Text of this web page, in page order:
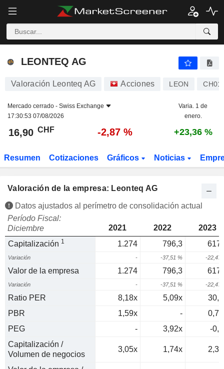
LEONTEQ AG
LEONTEQ AG
Valoración Leonteq AG Acciones LEON
Mercado cerrado - Swiss Exchange
17:30:53 07/08/2026
Varia. 1 de
enero.
16,90 CHF -2,87 % +23,36 %
Resumen Cotizaciones Gráficos Noticias
Valoración de la empresa: Leonteq AG
Datos ajustados al perímetro de consolidación actual
Período Fiscal:
Diciembre
2021 2022
2023
Capitalización 1 1.274 796,3
Variación - -37,51 % -22,47
Valor de la empresa 1.274 796,3
Variación - -37,51 % -22,47
Ratio PER 8,18x 5,09x
PBR
1,59x -
PEG
- 3,92x
-
Capitalización /
Volumen de negocios
3,05x 1,74x